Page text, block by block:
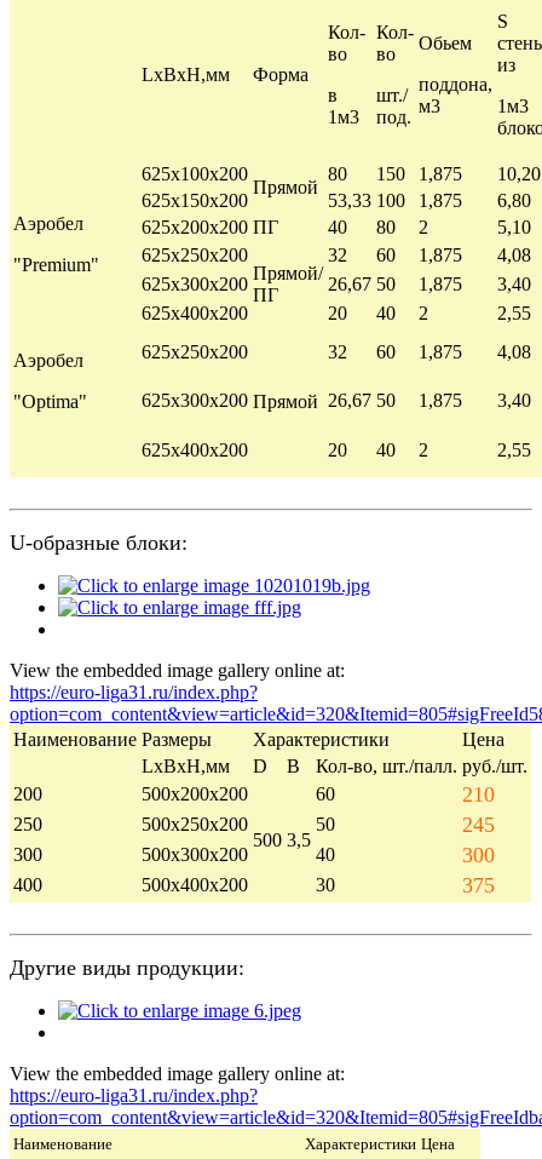
LхBхH,мм Форма
Кол-
во
в
1м3
Кол-
во
шт./
под.
Обьем
поддона,
м3
S
из
1м3
Аэробел
"Premium"
625х100х200
Прямой
80 150 1,875
10,20
625х150х200
53,33 100 1,875
6,80
625х200х200 ПГ 40 80 2
5,10
625х250х200
Прямой/
ПГ
32 60 1,875
4,08
625х300х200
26,67 50 1,875
3,40
625х400х200
20 40 2 2,55
Аэробел
"Optima"
625х250х200
Прямой
32 60 1,875 4,08
625х300х200 26,67 50 1,875 3,40
625х400х200 20 40 2 2,55
U-образные блоки:
View the embedded image gallery online at:
https://euro-liga31.ru/index.php?
Наименование Размеры Характеристики
Цена
LхBхH,мм
D B Кол-во, шт./палл. руб./шт.
200
500х200х200
500 3,5
60 210
250 500х250х200 50 245
300 500х300х200 40 300
400 500х400х200 30 375
Другие виды продукции:
View the embedded image gallery online at:
https://euro-liga31.ru/index.php?
Наименование Характеристики Цена